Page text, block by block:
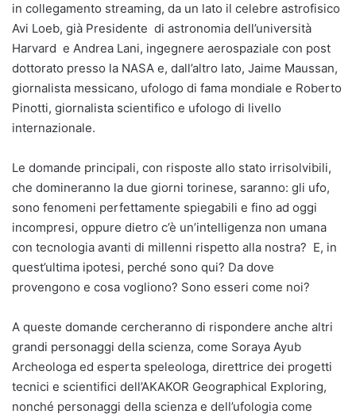
in collegamento streaming, da un lato il celebre astrofisico
Avi Loeb, già Presidente di astronomia dell’università
Harvard e Andrea Lani, ingegnere aerospaziale con post
dottorato presso la NASA e, dall’altro lato, Jaime Maussan,
giornalista messicano, ufologo di fama mondiale e Roberto
Pinotti, giornalista scientifico e ufologo di livello
internazionale.
Le domande principali, con risposte allo stato irrisolvibili,
che domineranno la due giorni torinese, saranno: gli ufo,
sono fenomeni perfettamente spiegabili e fino ad oggi
incompresi, oppure dietro c’è un’intelligenza non umana
con tecnologia avanti di millenni rispetto alla nostra? E, in
quest’ultima ipotesi, perché sono qui? Da dove
provengono e cosa vogliono? Sono esseri come noi?
A queste domande cercheranno di rispondere anche altri
grandi personaggi della scienza, come Soraya Ayub
Archeologa ed esperta speleologa, direttrice dei progetti
tecnici e scientifici dell’AKAKOR Geographical Exploring,
nonché personaggi della scienza e dell’ufologia come